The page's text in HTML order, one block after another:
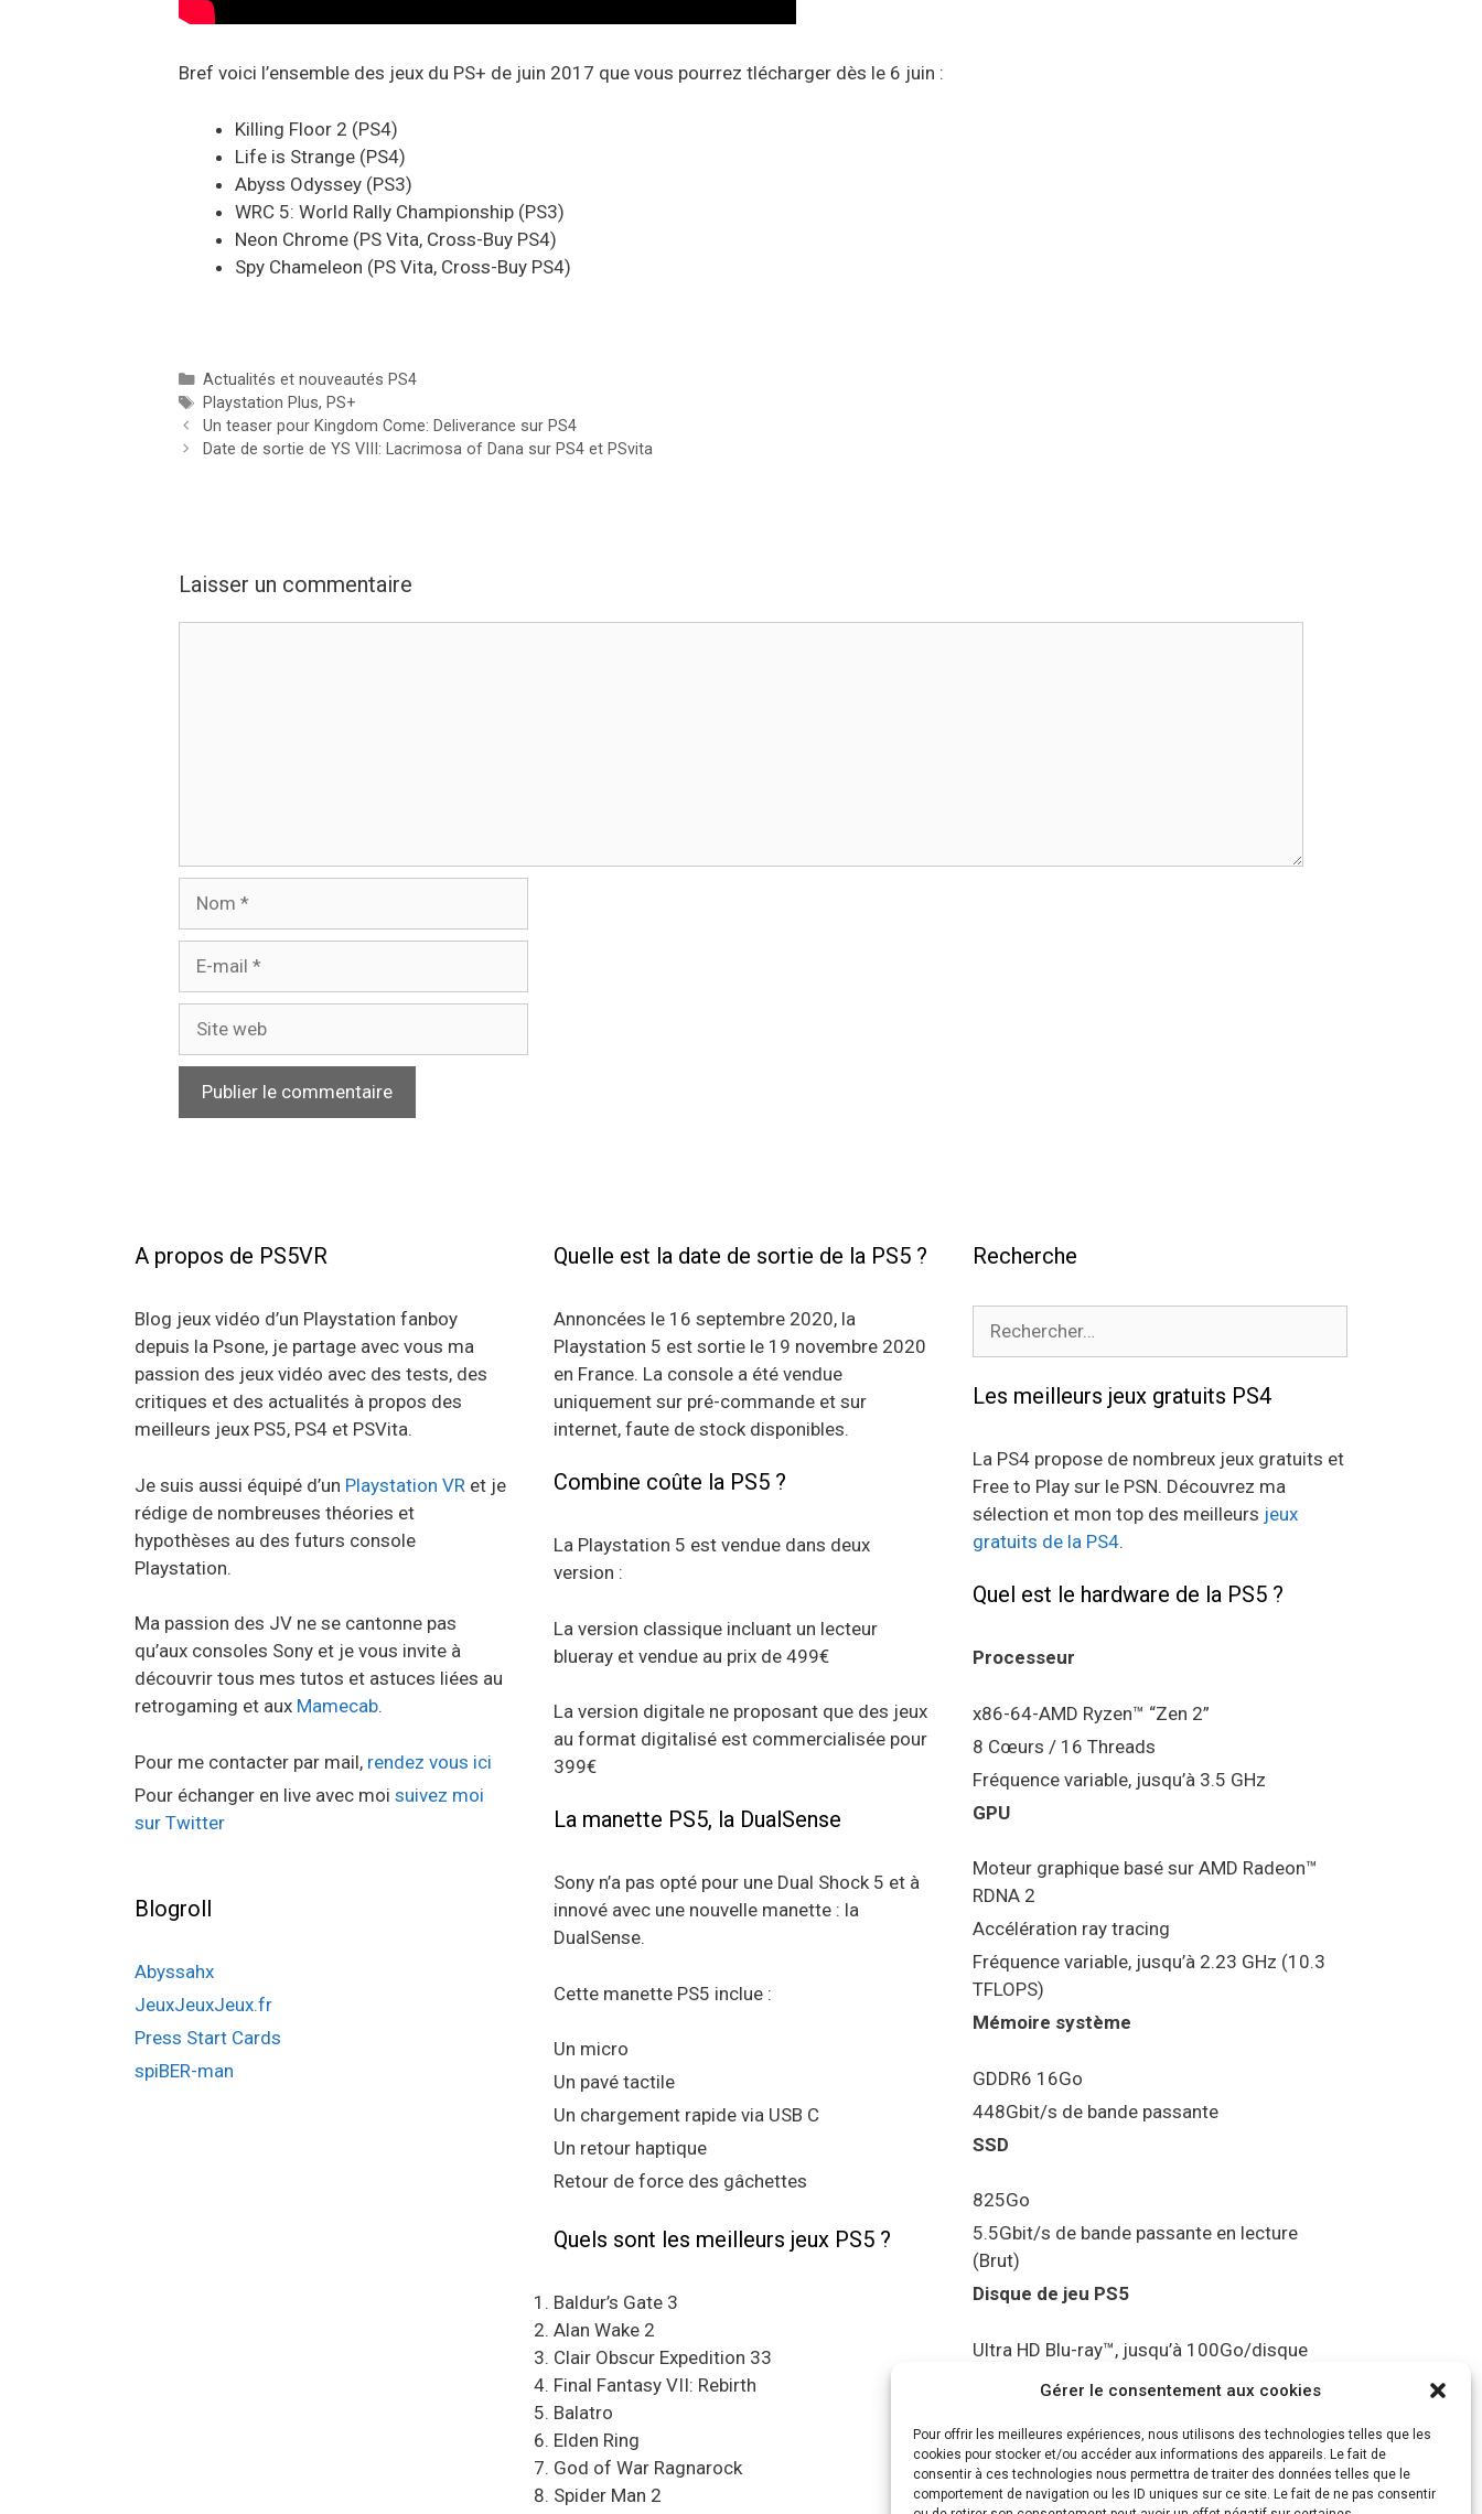
Gérer le consentement aux cookies
Pour offrir les meilleures expériences, nous utilisons des technologies telles que les
cookies pour stocker et/ou accéder aux informations des appareils. Le fait de
consentir à ces technologies nous permettra de traiter des données telles que le
comportement de navigation ou les ID uniques sur ce site. Le fait de ne pas consentir
Bref voici l’ensemble des jeux du PS+ de juin 2017 que vous pourrez tlécharger dès le 6 juin :
Killing Floor 2 (PS4)
Life is Strange (PS4)
Abyss Odyssey (PS3)
WRC 5: World Rally Championship (PS3)
Neon Chrome (PS Vita, Cross-Buy PS4)
Spy Chameleon (PS Vita, Cross-Buy PS4)
Catégories
Actualités et nouveautés PS4
Étiquettes
Playstation Plus, PS+
Un teaser pour Kingdom Come: Deliverance sur PS4
Date de sortie de YS VIII: Lacrimosa of Dana sur PS4 et PSvita
Laisser un commentaire
A propos de PS5VR
Blog jeux vidéo d’un Playstation fanboy
depuis la Psone, je partage avec vous ma
passion des jeux vidéo avec des tests, des
critiques et des actualités à propos des
meilleurs jeux PS5, PS4 et PSVita.
Je suis aussi équipé d’un Playstation VR et je
rédige de nombreuses théories et
hypothèses au des futurs console
Playstation.
Ma passion des JV ne se cantonne pas
qu’aux consoles Sony et je vous invite à
découvrir tous mes tutos et astuces liées au
retrogaming et aux Mamecab.
Pour me contacter par mail, rendez vous ici
Pour échanger en live avec moi suivez moi
sur Twitter
Blogroll
Abyssahx
JeuxJeuxJeux.fr
Press Start Cards
spiBER-man
Quelle est la date de sortie de la PS5 ?
Annoncées le 16 septembre 2020, la
Playstation 5 est sortie le 19 novembre 2020
en France. La console a été vendue
uniquement sur pré-commande et sur
internet, faute de stock disponibles.
Combine coûte la PS5 ?
La Playstation 5 est vendue dans deux
version :
La version classique incluant un lecteur
blueray et vendue au prix de 499€
La version digitale ne proposant que des jeux
au format digitalisé est commercialisée pour
399€
La manette PS5, la DualSense
Sony n’a pas opté pour une Dual Shock 5 et à
innové avec une nouvelle manette : la
DualSense.
Cette manette PS5 inclue :
Un micro
Un pavé tactile
Un chargement rapide via USB C
Un retour haptique
Retour de force des gâchettes
Quels sont les meilleurs jeux PS5 ?
Baldur’s Gate 3
Alan Wake 2
Clair Obscur Expedition 33
Final Fantasy VII: Rebirth
Balatro
Elden Ring
God of War Ragnarock
Spider Man 2
Recherche
Les meilleurs jeux gratuits PS4
La PS4 propose de nombreux jeux gratuits et
Free to Play sur le PSN. Découvrez ma
sélection et mon top des meilleurs jeux
gratuits de la PS4.
Quel est le hardware de la PS5 ?
Processeur
x86-64-AMD Ryzen™ “Zen 2”
8 Cœurs / 16 Threads
Fréquence variable, jusqu’à 3.5 GHz
GPU
Moteur graphique basé sur AMD Radeon™
RDNA 2
Accélération ray tracing
Fréquence variable, jusqu’à 2.23 GHz (10.3
TFLOPS)
Mémoire système
GDDR6 16Go
448Gbit/s de bande passante
SSD
825Go
5.5Gbit/s de bande passante en lecture
(Brut)
Disque de jeu PS5
Ultra HD Blu-ray™, jusqu’à 100Go/disque
Sortie vidéo
Compatibilité avec les téléviseurs 4K 120Hz
et 8K, VRR (spécification HDMI v. 2.1)
Audio